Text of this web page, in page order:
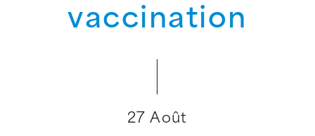
vaccination
27 Août